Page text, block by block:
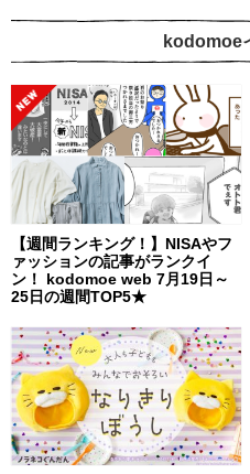
kodomoe
【週間ランキング！】NISAやフ
ァッションの記事がランクイ
ン！ kodomoe web 7月19日～
25日の週間TOP5★